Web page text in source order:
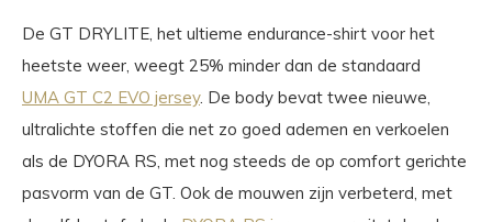
De GT DRYLITE, het ultieme endurance-shirt voor het
heetste weer, weegt 25% minder dan de standaard
UMA GT C2 EVO jersey. De body bevat twee nieuwe,
ultralichte stoffen die net zo goed ademen en verkoelen
als de DYORA RS, met nog steeds de op comfort gerichte
pasvorm van de GT. Ook de mouwen zijn verbeterd, met